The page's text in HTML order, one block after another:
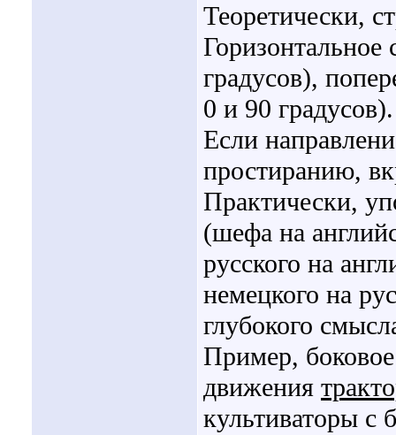
Теоретически,
градусов),
0 и 90 градусов).
Если
простиранию,
Практически,
(шефа на
русского на
немецкого на
глубокого
Пример,
движения
культиваторы